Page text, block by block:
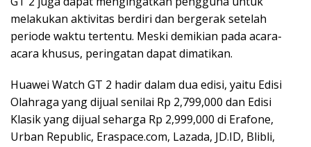
melakukan aktivitas berdiri dan bergerak setelah
periode waktu tertentu. Meski demikian pada acara-
acara khusus, peringatan dapat dimatikan.
Huawei Watch GT 2 hadir dalam dua edisi, yaitu Edisi
Olahraga yang dijual senilai Rp 2,799,000 dan Edisi
Klasik yang dijual seharga Rp 2,999,000 di Erafone,
Urban Republic, Eraspace.com, Lazada, JD.ID, Blibli,